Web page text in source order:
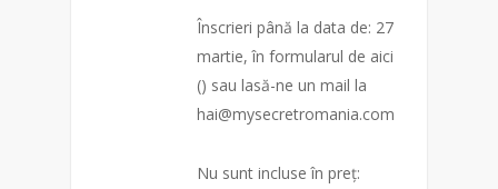
Înscrieri până la data de: 27
martie, în formularul de aici
() sau lasă-ne un mail la
hai@mysecretromania.com
Nu sunt incluse în preț: